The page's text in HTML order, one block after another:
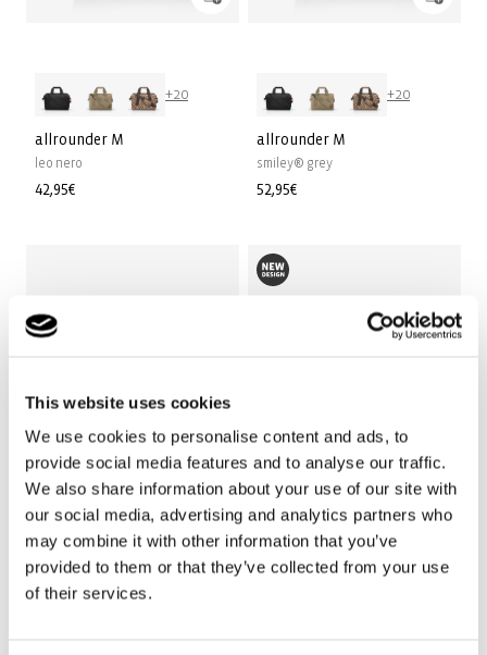
This website uses cookies
We use cookies to personalise content and ads, to
provide social media features and to analyse our traffic.
We also share information about your use of our site with
our social media, advertising and analytics partners who
may combine it with other information that you’ve
provided to them or that they’ve collected from your use
of their services.
+20
allrounder M
leo nero
Prix
42,95€
+20
allrounder M
smiley® grey
Prix
52,95€
Bestseller
allrounder M
forest gold
allrounder M